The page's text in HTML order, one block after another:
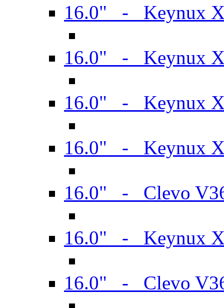
16.0" - Keynux
16.0" - Keynux
16.0" - Keynux
16.0" - Keynux
16.0" - Clevo
16.0" - Keynux
16.0" - Clevo